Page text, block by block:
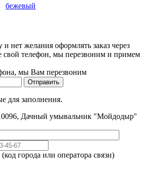
бежевый
нет желания оформлять заказ через
свой телефон, мы перезвоним и примем
мы Вам перезвоним
Отправить
для заполнения.
Дачный умывальник "Мойдодыр"
города или оператора связи)